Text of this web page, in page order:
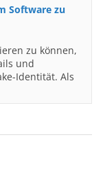
Software zu
zu können,
und
Identität. Als